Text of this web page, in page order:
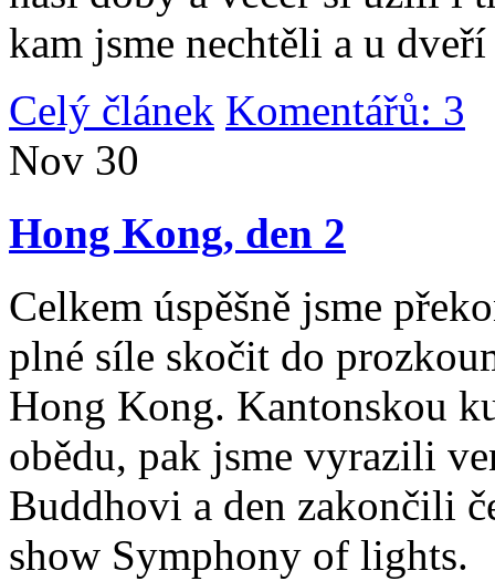
kam jsme nechtěli a u
Celý článek Komentářů: 3
Nov 30
Hong Kong, den 2
Celkem úspěšně jsme
plné síle skočit do
Hong Kong. Kantonskou
obědu, pak jsme vyrazili
Buddhovi a den zakončili
show Symphony of lights.